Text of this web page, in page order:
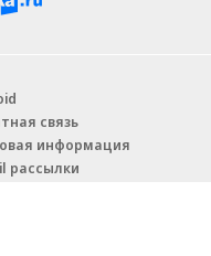
связь
информация
рассылки